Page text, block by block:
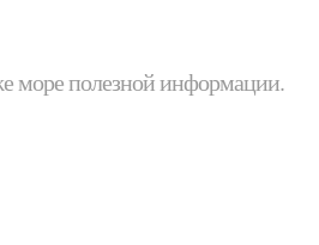
море полезной информации.